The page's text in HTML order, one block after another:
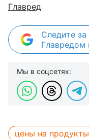
Главред
Следите
Главредом
Мы в соцсетях:
цены на продукты